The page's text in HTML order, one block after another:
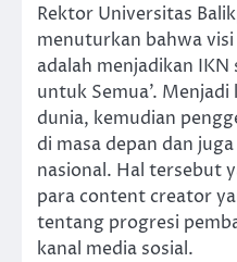
Rektor Universitas
menuturkan bahwa
adalah menjadikan IKN
untuk Semua’.
dunia, kemudian
di masa depan dan
nasional. Hal tersebut
para content creator
tentang progresi
kanal media sosial.